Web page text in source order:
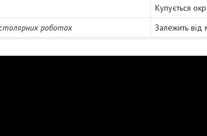
Купується
роботах
Залежить від